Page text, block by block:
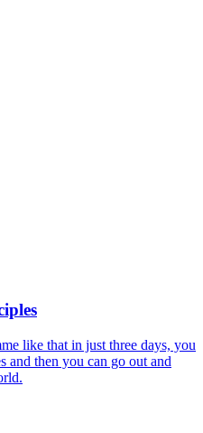
like that in just three days, you
and then you can go out and